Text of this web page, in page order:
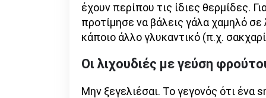
έχουν περίπου τις ίδιες θερμίδες.
προτίμησε να βάλεις γάλα χαμηλό
κάποιο άλλο γλυκαντικό (π.χ.
Οι λιχουδιές με γεύση
Μην ξεγελιέσαι. Το γεγονός ότι ένα